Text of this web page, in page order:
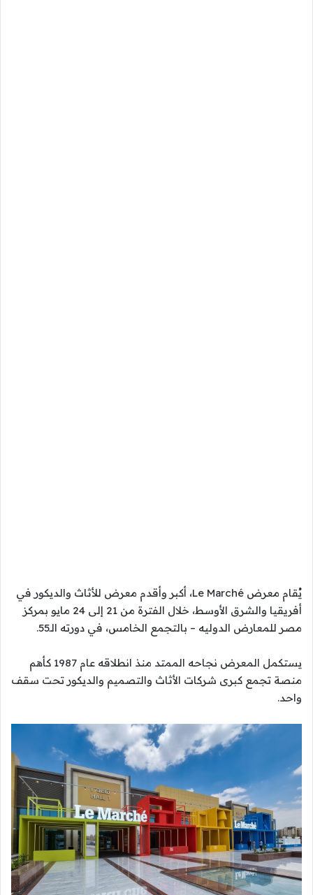
يُقام معرض Le Marché، أكبر وأقدم معرض للأثاث والديكور في
أفريقيا والشرق الأوسط، خلال الفترة من 21 إلى 24 مايو بمركز
مصر للمعارض الدوليه – بالتجمع الخامس، في دورته الـ55.
يستكمل المعرض نجاحه الممتد منذ انطلاقه عام 1987 كأهم
منصة تجمع كبرى شركات الأثاث والتصميم والديكور تحت سقف
واحد.